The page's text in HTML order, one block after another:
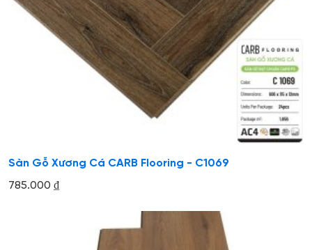
Sàn Gỗ Xương Cá CARB Flooring - C1069
785.000 ₫